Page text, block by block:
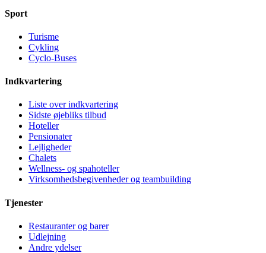
Sport
Turisme
Cykling
Cyclo-Buses
Indkvartering
Liste over indkvartering
Sidste øjebliks tilbud
Hoteller
Pensionater
Lejligheder
Chalets
Wellness- og spahoteller
Virksomhedsbegivenheder og teambuilding
Tjenester
Restauranter og barer
Udlejning
Andre ydelser